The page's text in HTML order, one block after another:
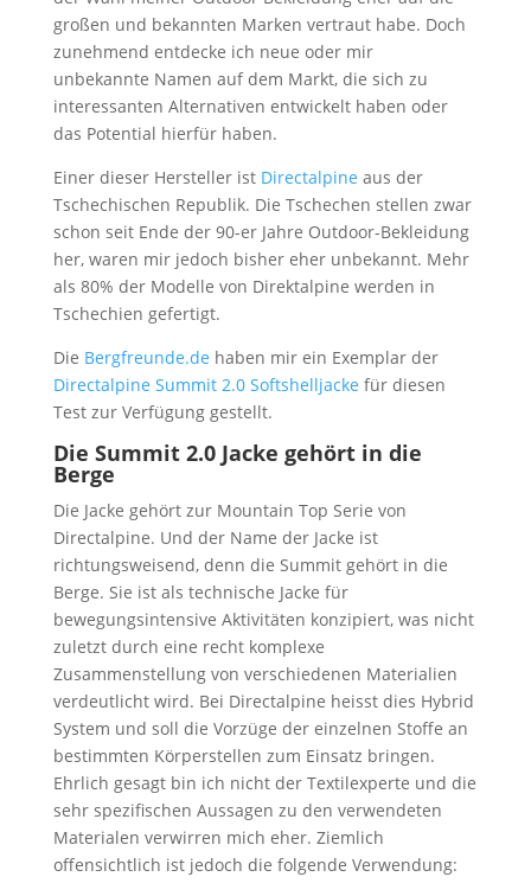
großen und bekannten Marken vertraut habe. Doch
zunehmend entdecke ich neue oder mir
unbekannte Namen auf dem Markt, die sich zu
interessanten Alternativen entwickelt haben oder
das Potential hierfür haben.
Einer dieser Hersteller ist Directalpine aus der
Tschechischen Republik. Die Tschechen stellen zwar
schon seit Ende der 90-er Jahre Outdoor-Bekleidung
her, waren mir jedoch bisher eher unbekannt. Mehr
als 80% der Modelle von Direktalpine werden in
Tschechien gefertigt.
Die Bergfreunde.de haben mir ein Exemplar der
Directalpine Summit 2.0 Softshelljacke für diesen
Test zur Verfügung gestellt.
Die Summit 2.0 Jacke gehört in die
Berge
Die Jacke gehört zur Mountain Top Serie von
Directalpine. Und der Name der Jacke ist
richtungsweisend, denn die Summit gehört in die
Berge. Sie ist als technische Jacke für
bewegungsintensive Aktivitäten konzipiert, was nicht
zuletzt durch eine recht komplexe
Zusammenstellung von verschiedenen Materialien
verdeutlicht wird. Bei Directalpine heisst dies Hybrid
System und soll die Vorzüge der einzelnen Stoffe an
bestimmten Körperstellen zum Einsatz bringen.
Ehrlich gesagt bin ich nicht der Textilexperte und die
sehr spezifischen Aussagen zu den verwendeten
Materialen verwirren mich eher. Ziemlich
offensichtlich ist jedoch die folgende Verwendung: